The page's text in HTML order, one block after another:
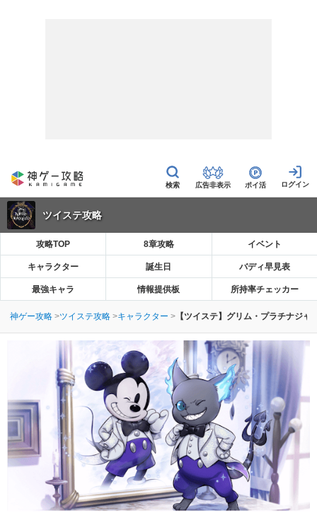
広告非表示 ポイ活
ツイステ攻略
攻略TOP 8章攻略 イベント
キャラクター 誕生日 バディ早見表
最強キャラ 情報提供板 所持率チェッカー
神ゲー攻略 ツイステ攻略 キャラクター 【ツイステ】グリム・プラチナジ